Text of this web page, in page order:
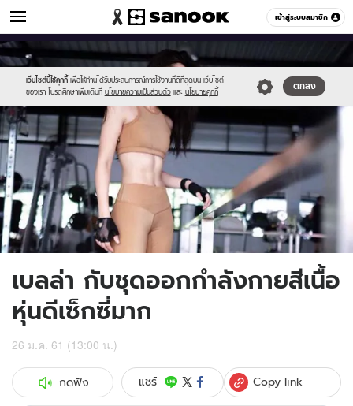
เข้าสู่ระบบสมาชิก
ข่าวบันเทิง หมวดอื่นๆ
เว็บไซต์นี้ใช้คุกกี้ เพื่อให้ท่านได้รับประสบการณ์การใช้งานที่ดีที่สุดบน เว็บไซต์
ของเรา โปรดศึกษาเพิ่มเติมที่ นโยบายความเป็นส่วนตัว และ นโยบายคุกกี้
ตกลง
Sanook
//s.isanook.com/sr/0/images/logo-
new-
sanook.png
600
60
//s.isanook.com/ns/0/ud/1023/5115762/8.jpg
เบลล่า กับชุดออกกำลังกายสีเนื้อ
หุ่นดีเซ็กซี่มาก
26 ม.ค. 61 (13:00 น.)
กดฟัง แชร์ Copy link